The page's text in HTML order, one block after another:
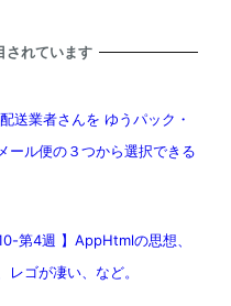
されています
送業者さんを ゆうパック・
ール便の３つから選択できる
第4週 】AppHtmlの思想、
レゴが凄い、など。